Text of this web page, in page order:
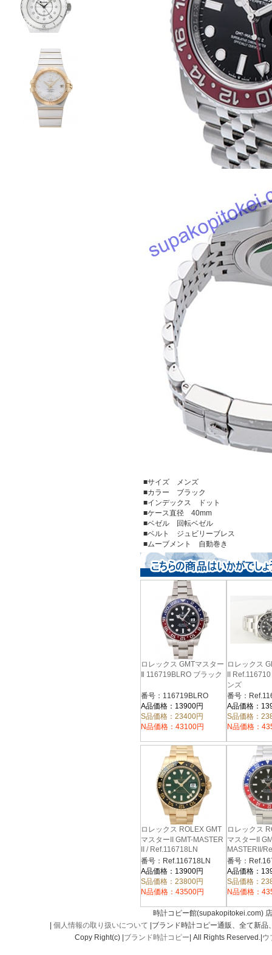
■サイズ メンズ
■カラー ブラック
■インデックス ドット
■ケース直径 40mm
■ベゼル 回転ベゼル
■ベルト ジュビリーブレス
■ムーブメント 自動巻き
ロレックス GMTマスター
Ⅱ 116719BLRO ブラック
番号：116719BLRO
A品価格：13900円
S品価格：23400円
N品価格：43100円
ロレックス
II
ンズ
番号：
A品価格：
S品価格：
N品価格：
ロレックス ROLEX GMT
マスターII GMT-MASTER
II / Ref.116718LN
番号：Ref.116718LN
A品価格：13900円
S品価格：23800円
N品価格：43500円
ロレックス
マスターII
MASTERII/
番号：
A品価格：
S品価格：
N品価格：
時計コピー館(supakopitokei.com)
個人情報の取り扱いについて |ブランド時計コピー通販、全て新
Copy Right(c) | ブランド時計コピー | All Rights Reserved.| ウ